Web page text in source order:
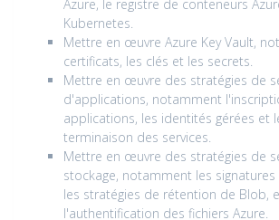
Azure, le registre de conteneurs
Kubernetes.
Mettre en œuvre Azure Key Vault,
certificats, les clés et les secrets.
Mettre en œuvre des stratégies de
d'applications, notamment
applications, les identités gérées et
terminaison des services.
Mettre en œuvre des stratégies de
stockage, notamment les
les stratégies de rétention de Blob,
l'authentification des fichiers Azure.